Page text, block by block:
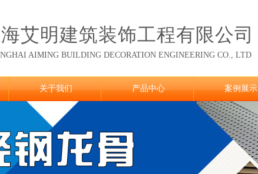
海艾明建筑装饰工程有限公司
AIMING BUILDING DECORATION ENGINEERING CO., LTD
关于我们 产品中心 案例展示